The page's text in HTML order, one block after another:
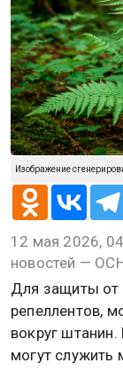
Изображение
12 мая 2026,
новостей —
Для защиты от
репеллентов,
вокруг
могут